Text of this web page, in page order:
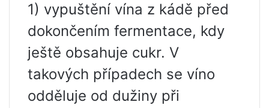
1) vypuštění vína z kádě před
dokončením fermentace, kdy
ještě obsahuje cukr. V
takových případech se víno
odděluje od dužiny při